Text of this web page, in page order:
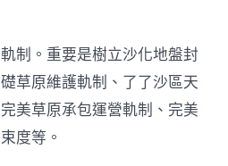
制。重要是樹立沙化地盤封
草原維護軌制、了了沙區天
美草原承包運營軌制、完美
度等。